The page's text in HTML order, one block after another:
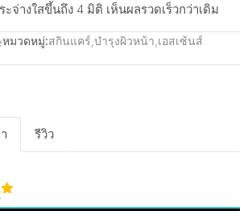
จ่างใสขึ้นถึง 4 มิติ เห็นผลรวดเร็วกว่าเดิม
หมวดหมู่:สกินแคร์ บำรุงผิวหน้า เอสเซ้นส์
รีวิว